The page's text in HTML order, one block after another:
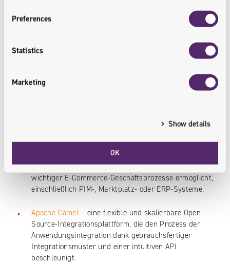
Preferences
Statistics
Marketing
Show details
OK
Komplexität der Geschäftsprozesse berücksichtigt werden
Beispiele für beliebte Integrationslösungen, die auf die
zugeschnitten werden können, sind:
von vielen Unternehmen weltweit genutzt wird und
– eine schlüsselfertige
Integrationsplattform, die die schnelle Integration
wichtiger E-Commerce-Geschäftsprozesse ermöglicht,
einschließlich PIM-, Marktplatz- oder ERP-Systeme.
Apache Camel – eine flexible und skalierbare Open-
Source-Integrationsplattform, die den Prozess der
Anwendungsintegration dank gebrauchsfertiger
Integrationsmuster und einer intuitiven API
beschleunigt.